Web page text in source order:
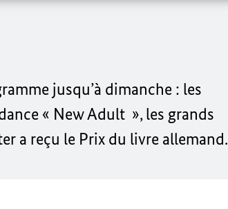
jusqu’à dimanche : les
« New Adult », les grands
a reçu le Prix du livre allemand.